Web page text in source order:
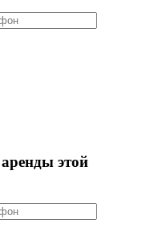
этой